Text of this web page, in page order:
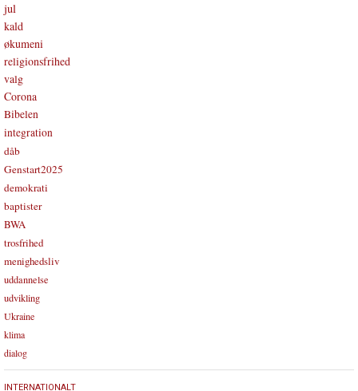
jul
kald
økumeni
religionsfrihed
valg
Corona
Bibelen
integration
dåb
Genstart2025
demokrati
baptister
BWA
trosfrihed
menighedsliv
uddannelse
udvikling
Ukraine
klima
dialog
INTERNATIONALT